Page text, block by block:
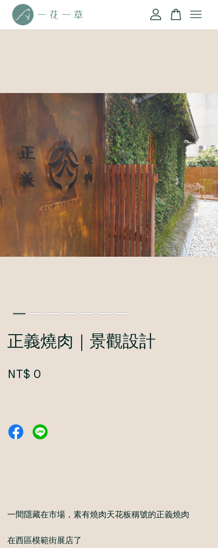
正義燒肉｜景觀設計
NT$ 0
一間隱藏在市場，素有燒肉天花板稱號的正義燒肉
在西區模範街展店了